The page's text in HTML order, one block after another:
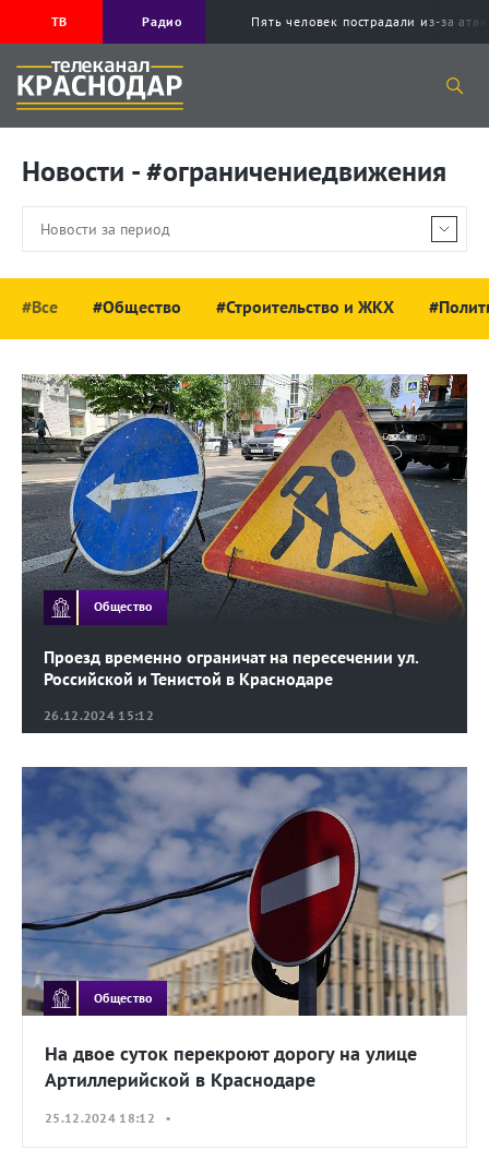
ТВ Радио Пять человек пострадали из-за
Новости - #ограничениедвижения
#Все #Общество #Строительство и ЖКХ
26.12.2024 15:12
Проезд временно ограничат на пересечении ул.
Российской и Тенистой в Краснодаре
Общество
Общество
На двое суток перекроют дорогу на улице
Артиллерийской в Краснодаре
25.12.2024 18:12 •